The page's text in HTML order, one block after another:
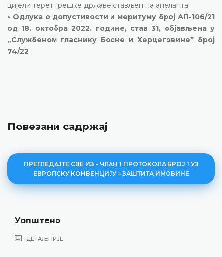
цијели терет грешке државе стављен на апеланта.
• Одлука о допустивости и меритуму број АП-106/21
од 18. октобра 2022. године, став 31, објављена у
„Службеном гласнику Босне и Херцеговинеˮ број
74/22
Повезани садржај
ПРЕГЛЕДАЈТЕ СВЕ ИЗ - ЧЛАН 1 ПРОТОКОЛА БРОЈ 1 УЗ
ЕВРОПСКУ КОНВЕНЦИЈУ – ЗАШТИТА ИМОВИНЕ